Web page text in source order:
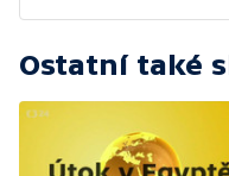
Ostatní také